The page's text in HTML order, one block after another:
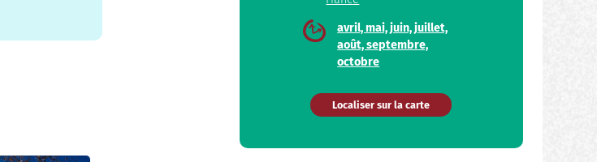
avril, mai, juin, juillet,
août, septembre,
octobre
Localiser sur la carte